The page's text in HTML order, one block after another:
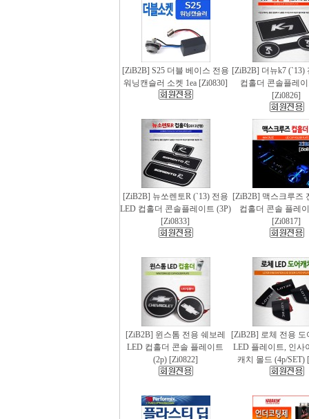
[ZiB2B] S25 더블 베이스 전용
워닝캔슬러 소켓 1ea [Zi0830]
[ZiB2B] 더뉴k7 (`13)
컵홀더 콘솔플레
[Zi0826]
[ZiB2B] 뉴쏘렌토R (`13) 전용
LED 컵홀더 콘솔플레이트 (3P)
[Zi0833]
[ZiB2B] 맥스크루즈
컵홀더 콘솔 플레
[Zi0817]
[ZiB2B] 윈스톰 전용 쉐보레
LED 컵홀더 콘솔 플레이트
(2p) [Zi0822]
[ZiB2B] 로체 전용 도
LED 플레이트, 인사
캐치 몰드 (4p/SET)